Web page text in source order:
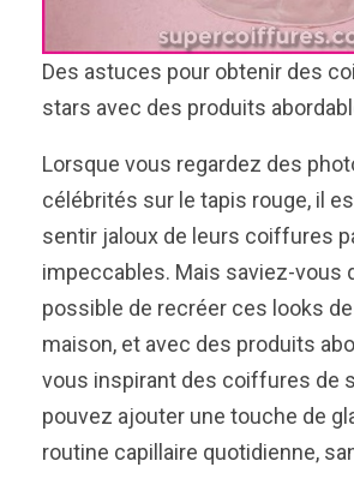
Des astuces pour obtenir des
stars avec des produits
Lorsque vous regardez des
célébrités sur le tapis rouge, il
sentir jaloux de leurs coiffures
impeccables. Mais saviez-vous
possible de recréer ces looks
maison, et avec des produits
vous inspirant des coiffures de
pouvez ajouter une touche de
routine capillaire quotidienne,